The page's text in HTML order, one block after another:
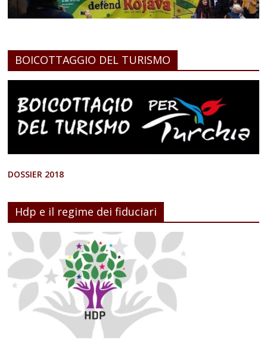
BOICOTTAGGIO DEL TURISMO
DOSSIER 2018
Hdp e il regime dei fiduciari